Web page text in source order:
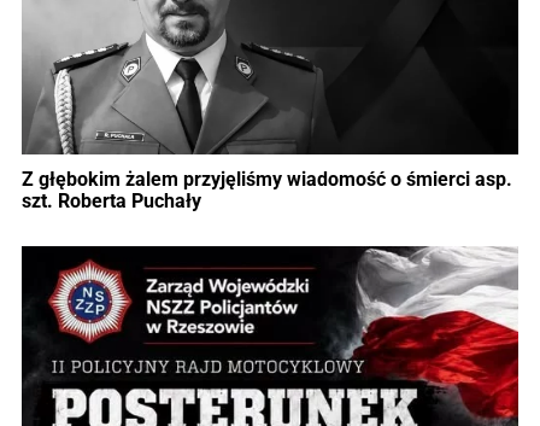
Z głębokim żalem przyjęliśmy wiadomość o śmierci asp.
szt. Roberta Puchały